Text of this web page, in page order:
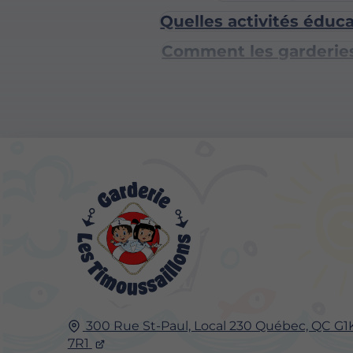
Quelles activités
Comment les
300 Rue St-Paul, Local 230 Québec, QC
7R1